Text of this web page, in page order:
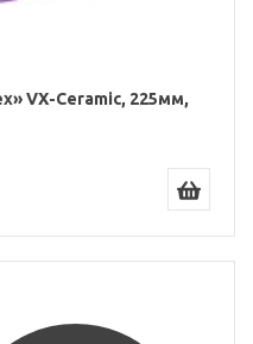
VX-Ceramic, 225мм,